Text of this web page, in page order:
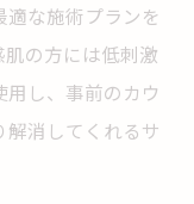
な施術プランを
の方には低刺激
し、事前のカウ
解消してくれるサ